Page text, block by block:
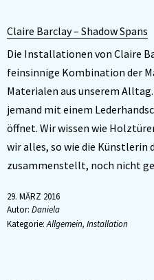
Claire Barclay – Shadow Spans
Die Installationen von Claire
feinsinnige Kombination der
Materialen aus unserem
jemand mit einem
öffnet. Wir wissen wie
wir alles, so wie die
zusammenstellt, noch nicht
29. MÄRZ 2016
Autor: Daniela
Kategorie:Allgemein, Installation